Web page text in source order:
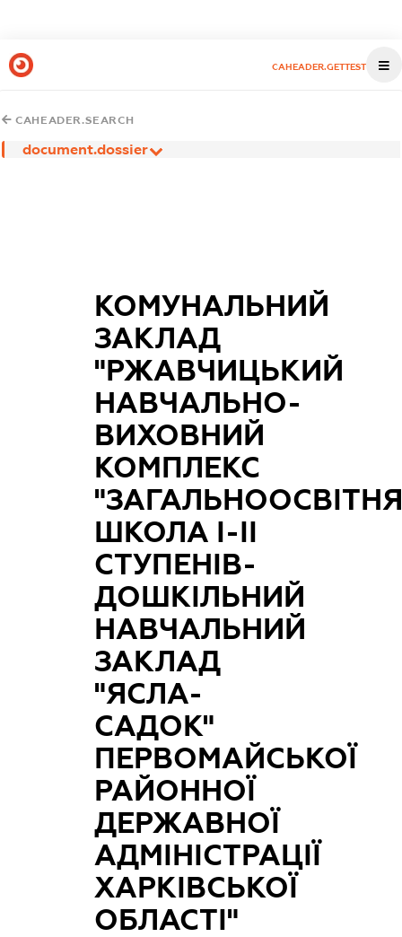
CAHEADER.GETTEST
CAHEADER.SEARCH
document.dossier
КОМУНАЛЬНИЙ
ЗАКЛАД
"РЖАВЧИЦЬКИЙ
НАВЧАЛЬНО-
ВИХОВНИЙ
КОМПЛЕКС
ШКОЛА І-ІІ
СТУПЕНІВ-
ДОШКІЛЬНИЙ
НАВЧАЛЬНИЙ
ЗАКЛАД
"ЯСЛА-
САДОК"
ПЕРВОМАЙСЬКОЇ
РАЙОННОЇ
ДЕРЖАВНОЇ
АДМІНІСТРАЦІЇ
ХАРКІВСЬКОЇ
ОБЛАСТІ"